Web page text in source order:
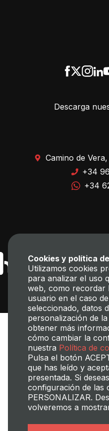
Descarga
Camino de
+34
+34
TransparenciaPerfil del
Política de cookiesPolítica
Cookies y política
Utilizamos cookies
para analizar el uso
web, como recordar
usuario en el caso
seleccionado, datos
personalización de
obtener más
cómo cambiar la
nuestra Política de
Pulsa el botón
que has leído y
presentada. Si
configuración de las
PERSONALIZAR.
volveremos a